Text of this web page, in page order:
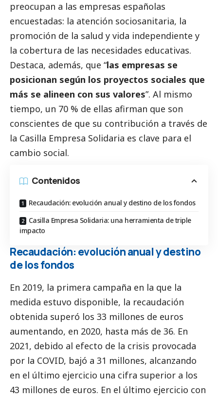
preocupan a las empresas españolas
encuestadas: la atención sociosanitaria, la
promoción de la salud y vida independiente y
la cobertura de las necesidades educativas.
Destaca, además, que “las empresas se
posicionan según los proyectos sociales que
más se alineen con sus valores”. Al mismo
tiempo, un 70 % de ellas afirman que son
conscientes de que su contribución a través de
la Casilla Empresa Solidaria es clave para el
cambio social.
Contenidos
Recaudación: evolución anual y destino de los fondos
Casilla Empresa Solidaria: una herramienta de triple
impacto
Recaudación: evolución anual y destino
de los fondos
En 2019, la primera campaña en la que la
medida estuvo disponible, la recaudación
obtenida superó los 33 millones de euros
aumentando, en 2020, hasta más de 36. En
2021, debido al efecto de la crisis provocada
por la COVID, bajó a 31 millones, alcanzando
en el último ejercicio una cifra superior a los
43 millones de euros. En el último ejercicio con